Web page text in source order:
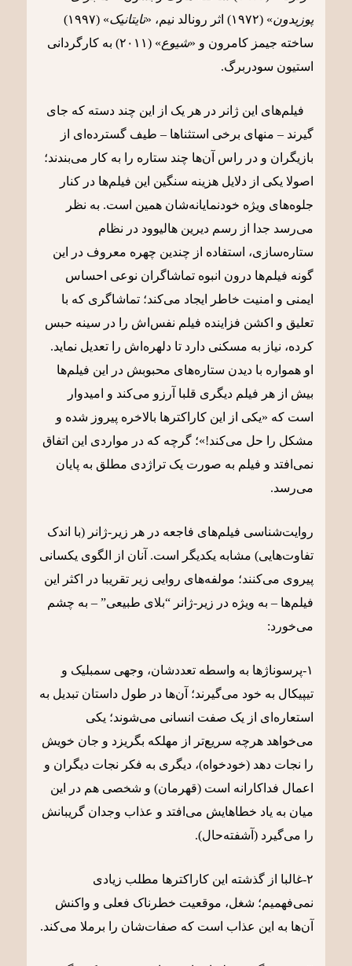
پوزیدون» (۱۹۷۲) اثر رونالد نیم، « تایتانیک
» (۱۹۹۷)
ساخته جیمز کامرون و «شیوع
» (۲۰۱۱) به کارگردانی
استیون سودربرگ.
فیلم‌های این ژانر در هر یک از این چند دسته که جای
گیرند – منهای برخی استثناها – طیف گسترده‌ای از
بازیگران و در راس آن‌ها چند ستاره را به کار می‌بندند؛
اصولا یکی از دلایل هزینه سنگین این فیلم‌ها در کنار
جلوه‌های ویژه خودنمایانه‌شان همین است. به نظر
می‌رسد جدا از رسم دیرین هالیوود در نظام
ستاره‌سازی، استفاده از چندین چهره معروف در این
گونه فیلم‌ها درون انبوه تماشاگران نوعی احساس
ایمنی و امنیت خاطر ایجاد می‌کند؛ تماشاگری که با
تعلیق و اکشن فزاینده فیلم نفس‌اش را در سینه حبس
کرده، نیاز به مسکنی دارد تا دلهره‌اش را تعدیل نماید.
او همواره با دیدن ستاره‌های محبوبش در این فیلم‌ها
بیش از هر فیلم دیگری قلبا آرزو می‌کند و امیدوار
است که «یکی از این کاراکترها بالاخره پیروز شده و
مشکل را حل می‌کند!»؛ گرچه که در مواردی این اتفاق
نمی‌افتد و فیلم به صورت یک تراژدی مطلق به پایان
می‌رسد.
روایت‌شناسی فیلم‌های فاجعه در هر زیر-ژانر (با اندک
تفاوت‌هایی) مشابه یکدیگر است. آنان از الگوی یکسانی
پیروی می‌کنند؛ مولفه‌های روایی زیر تقریبا در اکثر این
فیلم‌ها – به ویژه در زیر-ژانر “بلای طبیعی” – به چشم
می‌خورد:
۱-پرسوناژها به واسطه تعددشان، وجهی سمبلیک و
تیپیکال به خود می‌گیرند؛ آن‌ها در طول داستان تبدیل به
استعاره‌ای از یک صفت انسانی می‌شوند؛ یکی
می‌خواهد هرچه سریع‌تر از مهلکه بگریزد و جان خویش
را نجات دهد (خودخواه)، دیگری به فکر نجات دیگران و
اعمال فداکارانه است (قهرمان) و شخصی هم در این
میان به یاد خطاهایش می‌افتد و عذاب وجدان گریبانش
را می‌گیرد (آشفته‌حال).
۲-غالبا از گذشته این کاراکترها مطلب زیادی
نمی‌فهمیم؛ شغل، موقعیت خطرناک فعلی و واکنش
آن‌ها به این عذاب است که صفات‌شان را برملا می‌کند.